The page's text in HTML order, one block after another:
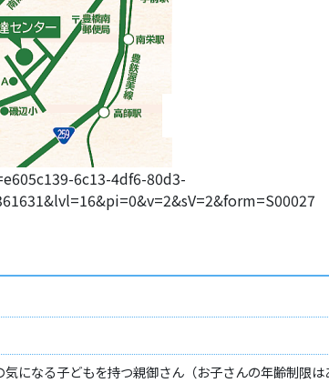
6c13-4df6-80d3-
気になる子どもを持つ親御さん（お子さんの年齢制限は